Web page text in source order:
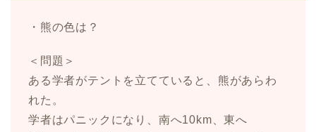
・熊の色は？
＜問題＞
ある学者がテントを立てていると、熊があらわ
れた。
学者はパニックになり、南へ10km、東へ